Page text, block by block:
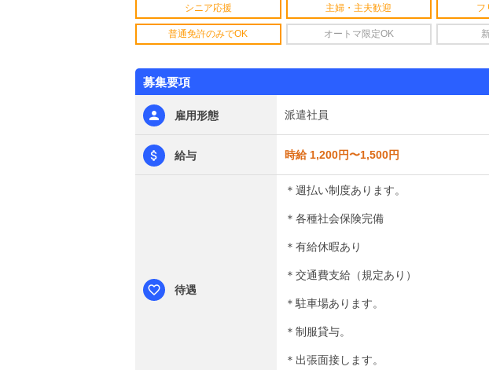
シニア応援 主婦・主夫歓迎 フ
普通免許のみでOK オートマ限定OK
募集要項
雇用形態 派遣社員
給与 時給 1,200円〜1,500円
待遇
＊週払い制度あります。
＊各種社会保険完備
＊有給休暇あり
＊交通費支給（規定あり）
＊駐車場あります。
＊制服貸与。
＊出張面接します。